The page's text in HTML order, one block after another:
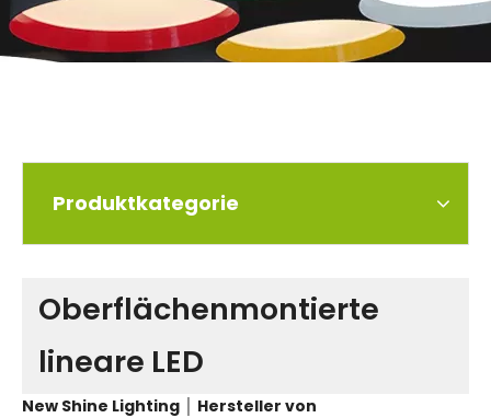
Produktkategorie
Oberflächenmontierte
lineare LED
New Shine Lighting │ Hersteller von